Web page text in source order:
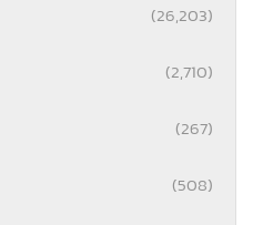
(26,203)
(2,710)
(267)
(508)